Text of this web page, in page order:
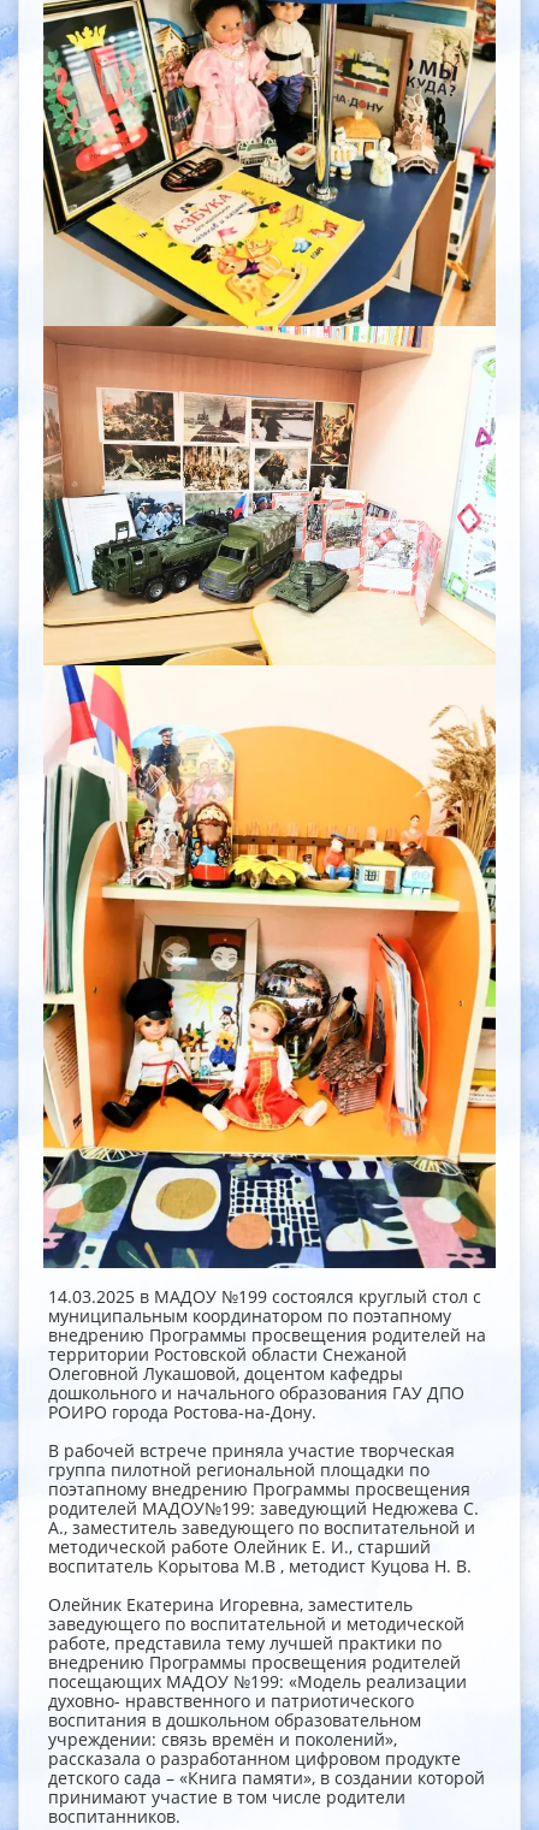
14.03.2025 в МАДОУ №199 состоялся круглый стол с
муниципальным координатором по поэтапному
внедрению Программы просвещения родителей на
территории Ростовской области Снежаной
Олеговной Лукашовой, доцентом кафедры
дошкольного и начального образования ГАУ ДПО
РОИРО города Ростова-на-Дону.
В рабочей встрече приняла участие творческая
группа пилотной региональной площадки по
поэтапному внедрению Программы просвещения
родителей МАДОУ№199: заведующий Недюжева С.
А., заместитель заведующего по воспитательной и
методической работе Олейник Е. И., старший
воспитатель Корытова М.В , методист Куцова Н. В.
Олейник Екатерина Игоревна, заместитель
заведующего по воспитательной и методической
работе, представила тему лучшей практики по
внедрению Программы просвещения родителей
посещающих МАДОУ №199: «Модель реализации
духовно- нравственного и патриотического
воспитания в дошкольном образовательном
учреждении: связь времён и поколений»,
рассказала о разработанном цифровом продукте
детского сада – «Книга памяти», в создании которой
принимают участие в том числе родители
воспитанников.